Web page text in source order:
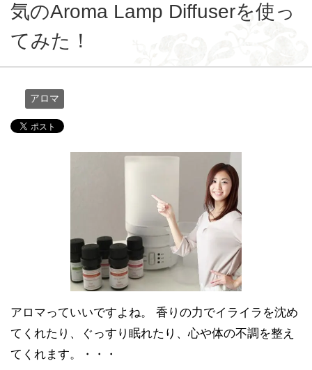
気のAroma Lamp Diffuserを使っ
てみた！
アロマ
アロマっていいですよね。 香りの力でイライラを沈め
てくれたり、ぐっすり眠れたり、心や体の不調を整え
てくれます。・・・